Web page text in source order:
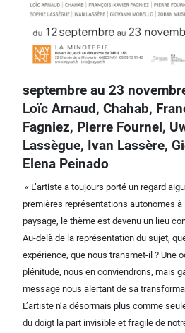
septembre au 23
Loïc Arnaud, Chahab,
Fagniez, Pierre Fournel,
Lassègue, Ivan Lassère,
Elena Peinado
« L’artiste a toujours porté un regard
premières représentations autonomes à
paysage, le thème est devenu un lieu
Au-delà de la représentation du sujet,
expérience, que nous transmet-il ? Une
plénitude, nous en conviendrons, mais
message nous alertant de sa
L’artiste n’a désormais plus comme
du doigt la part invisible et fragile de